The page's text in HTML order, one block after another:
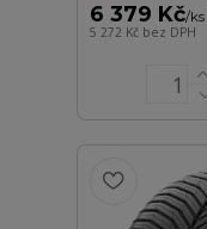
6 379 Kč/ks
5 272 Kč bez DPH